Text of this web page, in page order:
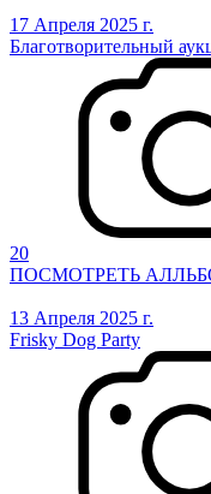
17 Апреля 2025 г.
Благотворительный
20
ПОСМОТРЕТЬ
13 Апреля 2025 г.
Frisky Dog Party